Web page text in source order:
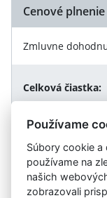
Cenové plnenie
Zmluvne
Celková čiastka:
Návrat späť
Používame
Súbory cookie a
používame na
našich
zobrazovali